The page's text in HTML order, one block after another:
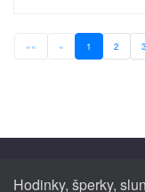
«« « 1 2 3
Hodinky, šperky,